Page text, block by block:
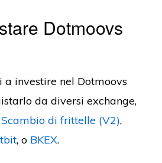
Dotmoovs
a investire nel Dotmoovs
da diversi exchange,
Scambio di frittelle (V2),
, o BKEX.